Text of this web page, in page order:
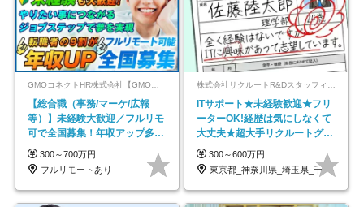
GMOコネクトHR株式会社【GMOインターネットグループ】
【総合職（事務/マーケ/広報
等）】未経験大歓迎／フルリモ
可で全国募集！年収アップ多数
★年休最大130日★
300～700万円
フルリモートあり
ITサポート★未経験歓迎★フリ
ーターOK!経歴は気にしなくて
大丈夫★超大手リクルートグル
ープの正社員/sg
300～600万円
東京都_神奈川県_埼玉県_千葉県_大阪府…